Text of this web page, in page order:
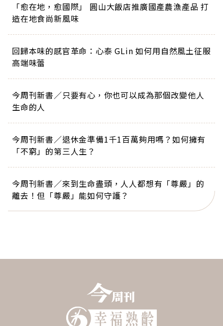
「愈在地，愈國際」 圓山大飯店推廣國產農漁產品 打
造在地食尚新風味
回歸本味的感官革命：心泰 GLin 如何用自然風土征服
高端味蕾
今周刊新書／只要有心，你也可以成為那個改變他人
生命的人
今周刊新書／退休金準備1千1百萬夠用嗎？如何擁有
「不窮」的第三人生？
今周刊新書／來到生命盡頭，人人都想有「尊嚴」的
離去！但「尊嚴」能如何守護？